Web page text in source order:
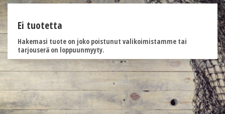
Ei tuotetta
Hakemasi tuote on joko poistunut valikoimistamme tai
tarjouserä on loppuunmyyty.